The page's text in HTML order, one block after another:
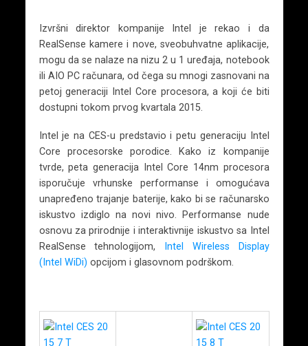
Izvršni direktor kompanije Intel je rekao i da
RealSense kamere i nove, sveobuhvatne aplikacije,
mogu da se nalaze na nizu 2 u 1 uređaja, notebook
ili AIO PC računara, od čega su mnogi zasnovani na
petoj generaciji Intel Core procesora, a koji će biti
dostupni tokom prvog kvartala 2015.
Intel je na CES-u predstavio i petu generaciju Intel
Core procesorske porodice. Kako iz kompanije
tvrde, peta generacija Intel Core 14nm procesora
isporučuje vrhunske performanse i omogućava
unapređeno trajanje baterije, kako bi se računarsko
iskustvo izdiglo na novi nivo. Performanse nude
osnovu za prirodnije i interaktivnije iskustvo sa Intel
RealSense tehnologijom,
Intel Wireless Display
(Intel WiDi) opcijom i glasovnom podrškom.